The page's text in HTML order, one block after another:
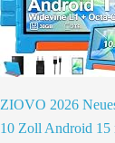
ZIOVO 2026
10 Zoll Android 15